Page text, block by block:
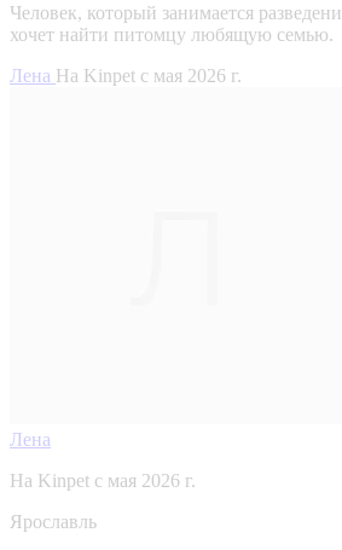
Человек, который занимается
хочет найти питомцу любящую семью.
Лена На Kinpet c мая 2026 г.
Лена
На Kinpet c мая 2026 г.
Ярославль